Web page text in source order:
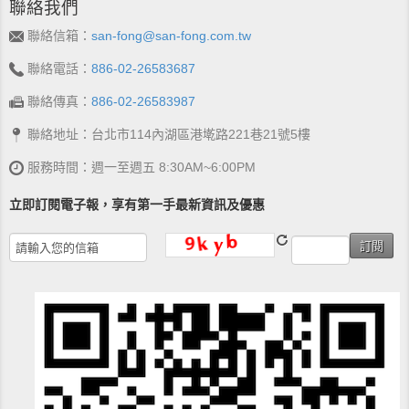
聯絡我們
聯絡信箱： san-fong@san-fong.com.tw
聯絡電話： 886-02-26583687
聯絡傳真： 886-02-26583987
聯絡地址：台北市114內湖區港墘路221巷21號5樓
服務時間：週一至週五 8:30AM~6:00PM
立即訂閱電子報，享有第一手最新資訊及優惠